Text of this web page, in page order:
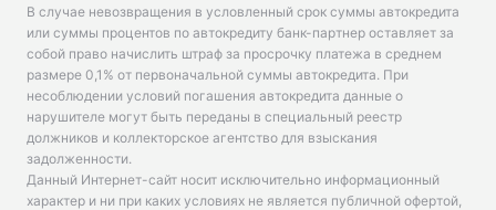
В случае невозвращения в условленный срок суммы автокредита
или суммы процентов по автокредиту банк-партнер оставляет за
собой право начислить штраф за просрочку платежа в среднем
размере 0,1% от первоначальной суммы автокредита. При
несоблюдении условий погашения автокредита данные о
нарушителе могут быть переданы в специальный реестр
должников и коллекторское агентство для взыскания
задолженности.
Данный Интернет-сайт носит исключительно информационный
характер и ни при каких условиях не является публичной офертой,